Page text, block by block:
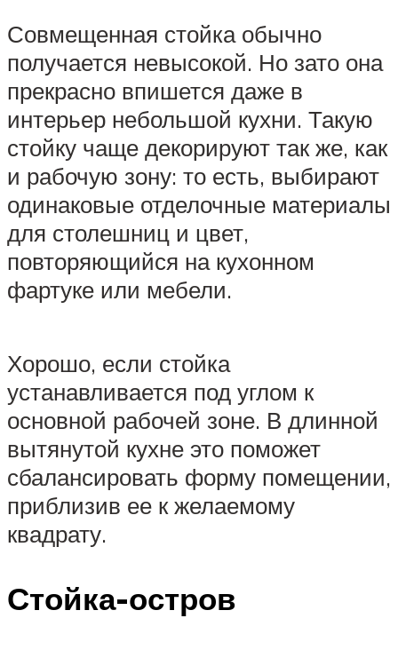
Совмещенная стойка обычно
получается невысокой. Но зато она
прекрасно впишется даже в
интерьер небольшой кухни. Такую
стойку чаще декорируют так же, как
и рабочую зону: то есть, выбирают
одинаковые отделочные материалы
для столешниц и цвет,
повторяющийся на кухонном
фартуке или мебели.
Хорошо, если стойка
устанавливается под углом к
основной рабочей зоне. В длинной
вытянутой кухне это поможет
сбалансировать форму помещении,
приблизив ее к желаемому
квадрату.
Стойка-остров